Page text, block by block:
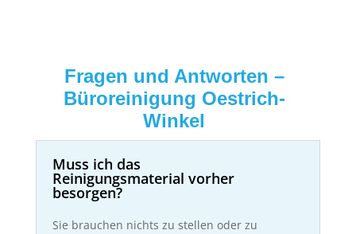
Fragen und Antworten –
Büroreinigung Oestrich-
Winkel
Muss ich das
Reinigungsmaterial vorher
besorgen?
Sie brauchen nichts zu stellen oder zu